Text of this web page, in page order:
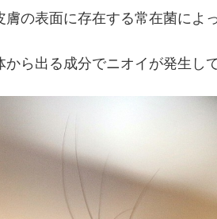
膚の表面に存在する常在菌によ
から出る成分でニオイが発生し